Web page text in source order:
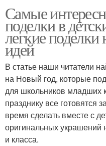
Самые
поделки в
легкие
идей
В статье наши читатели
на Новый год, которые
для школьников младших
празднику все готовятся
время сделать вместе с
оригинальных украшений
и класса.